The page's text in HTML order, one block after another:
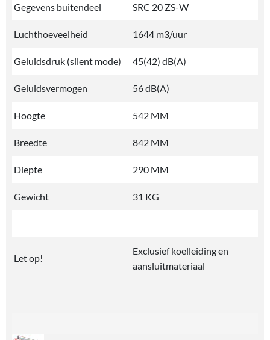
Gegevens buitendeel SRC 20 ZS-W
Luchthoeveelheid 1644 m3/uur
Geluidsdruk (silent mode) 45(42) dB(A)
Geluidsvermogen 56 dB(A)
Hoogte 542 MM
Breedte 842 MM
Diepte 290 MM
Gewicht 31 KG
Let op!
Exclusief koelleiding en
aansluitmateriaal